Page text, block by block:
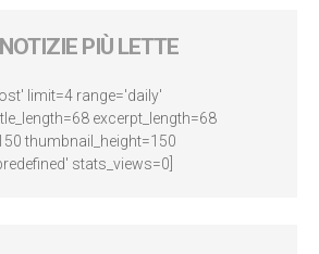
PIÙ LETTE
limit=4 range='daily'
excerpt_length=68
thumbnail_height=150
stats_views=0]